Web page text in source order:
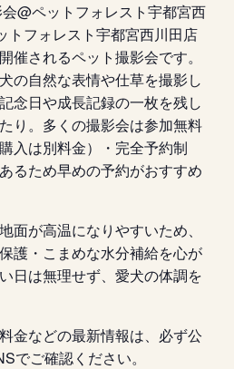
@ペットフォレスト宇都宮西
トフォレスト宇都宮西川田店
催されるペット撮影会です。
の自然な表情や仕草を撮影し
念日や成長記録の一枚を残し
り。多くの撮影会は参加無料
入は別料金）・完全予約制
るため早めの予約がおすすめ
面が高温になりやすいため、
護・こまめな水分補給を心が
日は無理せず、愛犬の体調を
金などの最新情報は、必ず公
でご確認ください。